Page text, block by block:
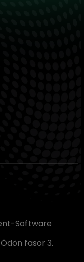
Software
fasor 3.